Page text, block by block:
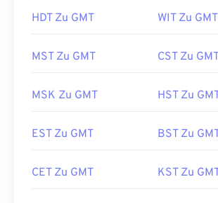
HDT Zu GMT WIT Zu GMT
MST Zu GMT CST Zu
MSK Zu GMT HST Zu
EST Zu GMT BST Zu
CET Zu GMT KST Zu